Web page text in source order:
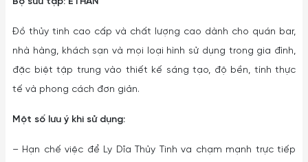
Đồ thủy tinh cao cấp và chất lượng cao dành cho quán bar,
nhà hàng, khách sạn và mọi loại hình sử dụng trong gia đình,
đặc biệt tập trung vào thiết kế sáng tạo, độ bền, tính thực
tế và phong cách đơn giản.
Một số lưu ý khi sử dụng:
– Hạn chế việc để Ly Dĩa Thủy Tinh va chạm mạnh trực tiếp